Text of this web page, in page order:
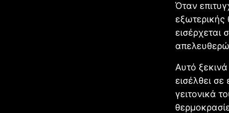
Όταν
εισέρχεται
Αυτό
εισέλθει
γειτονικά